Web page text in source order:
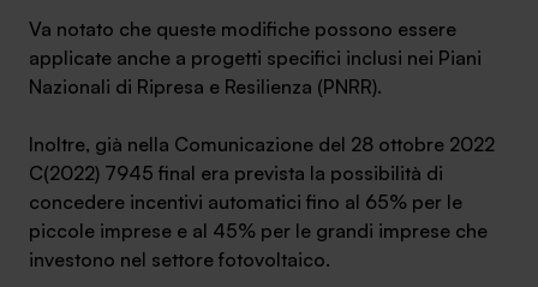
Va notato che queste modifiche possono essere
applicate anche a progetti specifici inclusi nei Piani
Nazionali di Ripresa e Resilienza (PNRR).
Inoltre, già nella Comunicazione del 28 ottobre 2022
C(2022) 7945 final era prevista la possibilità di
concedere incentivi automatici fino al 65% per le
piccole imprese e al 45% per le grandi imprese che
investono nel settore fotovoltaico.